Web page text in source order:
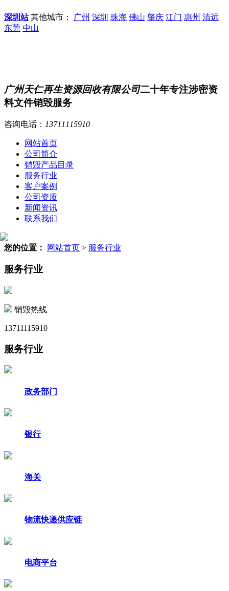
深圳站其他城市： 广州 深圳 珠海 佛山 肇庆 江门 惠州 清远
东莞 中山
广州天仁再生资源回收有限公司二十年专注涉密资
料文件销毁服务
咨询电话： 13711115910
网站首页
公司简介
销毁产品目录
服务行业
客户案例
公司资质
新闻资讯
联系我们
您的位置： 网站首页 > 服务行业
服务行业
销毁热线
13711115910
服务行业
政务部门
银行
海关
物流快递供应链
电商平台